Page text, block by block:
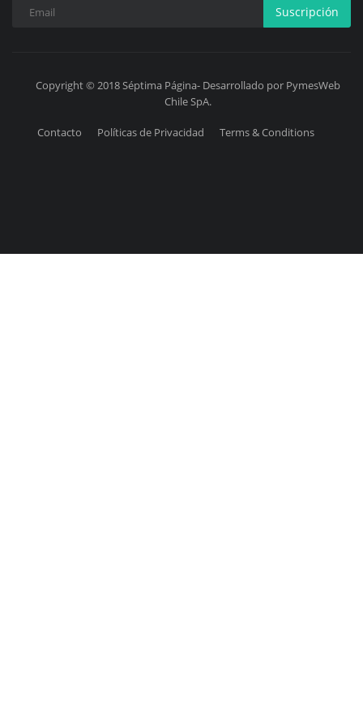
Suscripción
Copyright © 2018 Séptima Página- Desarrollado por PymesWeb
Chile SpA.
Contacto Políticas de Privacidad Terms & Conditions